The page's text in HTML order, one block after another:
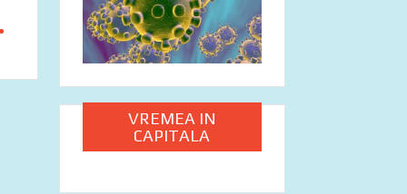
VREMEA IN
CAPITALA